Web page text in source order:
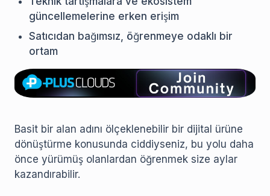
güncellemelerine erken erişim
Satıcıdan bağımsız, öğrenmeye odaklı bir
ortam
Basit bir alan adını ölçeklenebilir bir dijital ürüne
dönüştürme konusunda ciddiyseniz, bu yolu daha
önce yürümüş olanlardan öğrenmek size aylar
kazandırabilir.